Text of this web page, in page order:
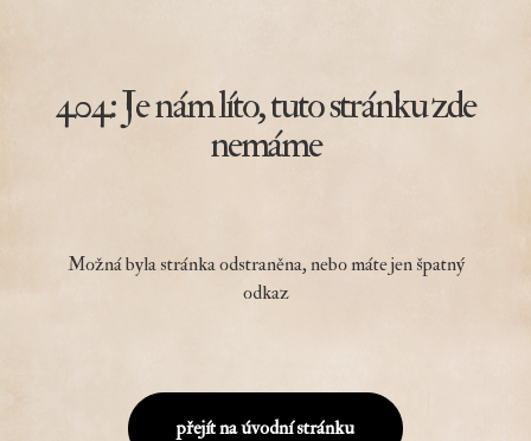
404: Je nám líto, tuto stránku zde
nemáme
Možná byla stránka odstraněna, nebo máte jen špatný
odkaz
přejít na úvodní stránku